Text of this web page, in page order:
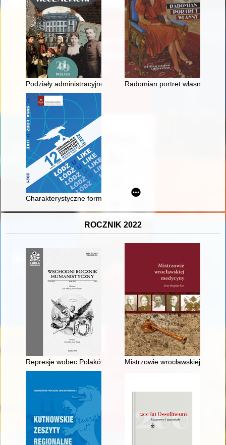
Podziały administracyjne rejencji koszalińskiej
Radomian portret własny =
Charakterystyczne formy osadnictwa na Spiszu i ich ewolucja
ROCZNIK 2022
Represje wobec Polaków na Ukrainie Radzieckiej w latach
Mistrzowie wrocławskiej